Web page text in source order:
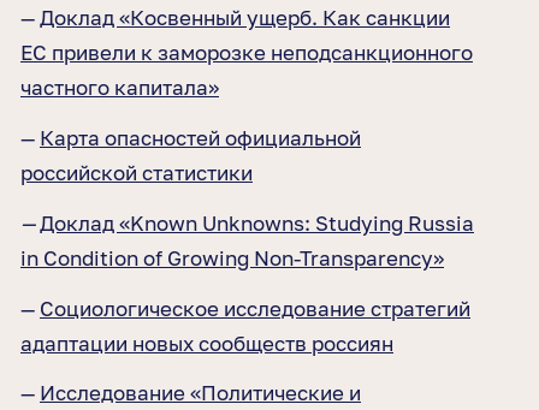
—Доклад «Косвенный ущерб. Как санкции
ЕС привели к заморозке неподсанкционного
частного капитала»
— Карта опасностей официальной
российской статистики
—Доклад «Known Unknowns: Studying Russia
in Condition of Growing Non-Transparency»
— Социологическое исследование стратегий
адаптации новых сообществ россиян
— Исследование «Политические и